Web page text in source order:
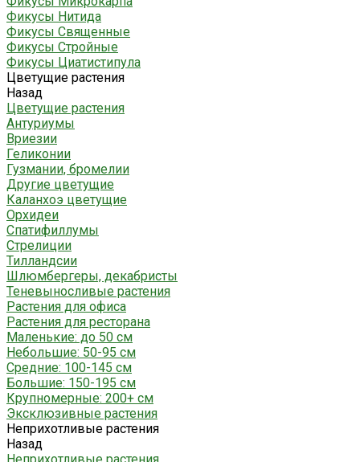
Фикусы Нитида
Фикусы Священные
Фикусы Стройные
Фикусы Циатистипула
Цветущие растения
Назад
Цветущие растения
Антуриумы
Вриезии
Геликонии
Гузмании, бромелии
Другие цветущие
Каланхоэ цветущие
Орхидеи
Спатифиллумы
Стрелиции
Тилландсии
Шлюмбергеры, декабристы
Теневыносливые растения
Растения для офиса
Растения для ресторана
Маленькие: до 50 см
Небольшие: 50-95 см
Средние: 100-145 см
Большие: 150-195 см
Крупномерные: 200+ см
Эксклюзивные растения
Неприхотливые растения
Назад